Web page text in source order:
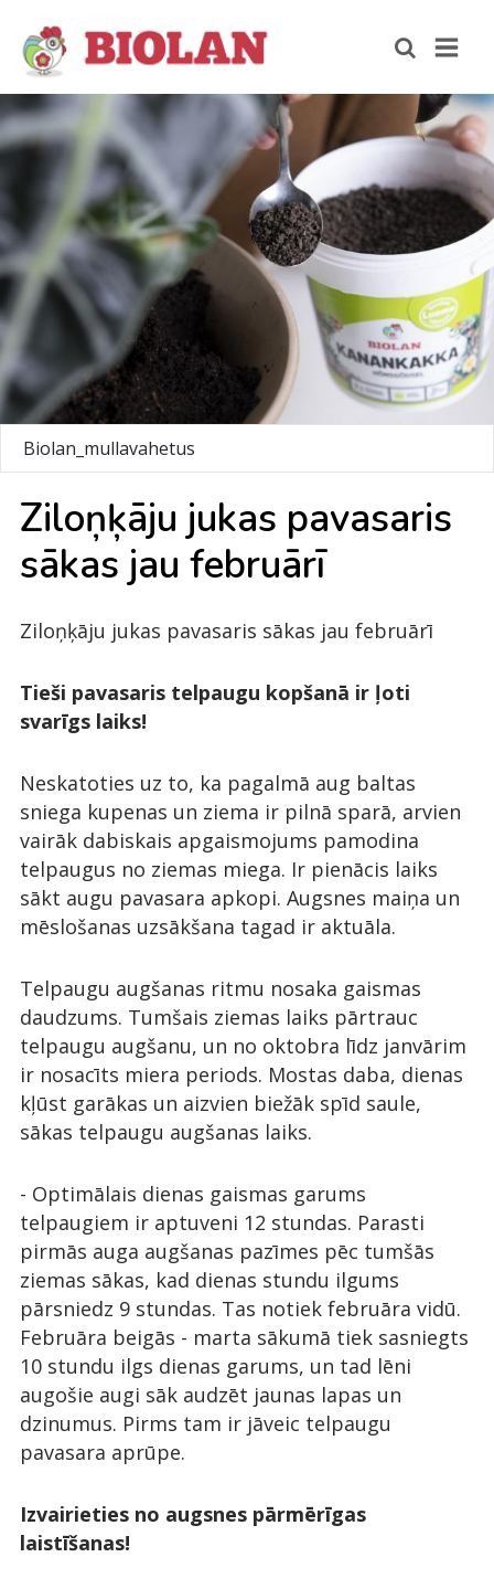
Biolan_mullavahetus
Zi­loņķā­ju ju­kas pa­va­sa­ris
sā­kas jau fe­bruārī
Ziloņķāju jukas pavasaris sākas jau februārī
Tieši pavasaris telpaugu kopšanā ir ļoti
svarīgs laiks!
Neskatoties uz to, ka pagalmā aug baltas
sniega kupenas un ziema ir pilnā sparā, arvien
vairāk dabiskais apgaismojums pamodina
telpaugus no ziemas miega. Ir pienācis laiks
sākt augu pavasara apkopi. Augsnes maiņa un
mēslošanas uzsākšana tagad ir aktuāla.
Telpaugu augšanas ritmu nosaka gaismas
daudzums. Tumšais ziemas laiks pārtrauc
telpaugu augšanu, un no oktobra līdz janvārim
ir nosacīts miera periods. Mostas daba, dienas
kļūst garākas un aizvien biežāk spīd saule,
sākas telpaugu augšanas laiks.
- Optimālais dienas gaismas garums
telpaugiem ir aptuveni 12 stundas. Parasti
pirmās auga augšanas pazīmes pēc tumšās
ziemas sākas, kad dienas stundu ilgums
pārsniedz 9 stundas. Tas notiek februāra vidū.
Februāra beigās - marta sākumā tiek sasniegts
10 stundu ilgs dienas garums, un tad lēni
augošie augi sāk audzēt jaunas lapas un
dzinumus. Pirms tam ir jāveic telpaugu
pavasara aprūpe.
Izvairieties no augsnes pārmērīgas
laistīšanas!